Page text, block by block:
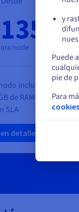
node
incluido
de RAM
SLA
detalle
y
Puede
pie de
Para